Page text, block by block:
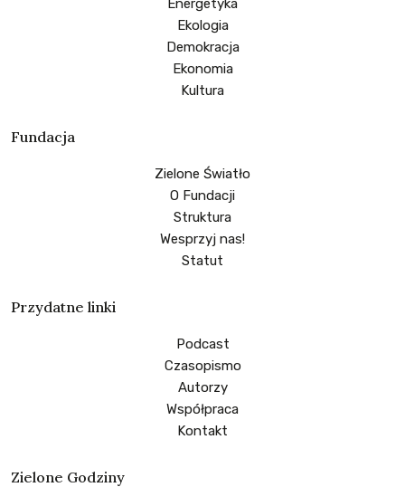
Ekologia
Demokracja
Ekonomia
Kultura
Fundacja
Zielone Światło
O Fundacji
Struktura
Wesprzyj nas!
Statut
Przydatne linki
Podcast
Czasopismo
Autorzy
Współpraca
Kontakt
Zielone Godziny